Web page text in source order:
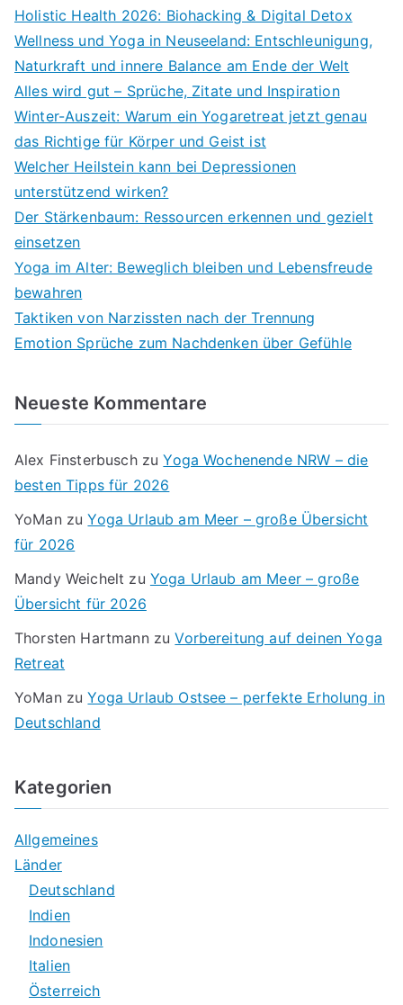
Holistic Health 2026: Biohacking & Digital Detox
Wellness und Yoga in Neuseeland: Entschleunigung,
Naturkraft und innere Balance am Ende der Welt
Alles wird gut – Sprüche, Zitate und Inspiration
Winter-Auszeit: Warum ein Yogaretreat jetzt genau
das Richtige für Körper und Geist ist
Welcher Heilstein kann bei Depressionen
unterstützend wirken?
Der Stärkenbaum: Ressourcen erkennen und gezielt
einsetzen
Yoga im Alter: Beweglich bleiben und Lebensfreude
bewahren
Taktiken von Narzissten nach der Trennung
Emotion Sprüche zum Nachdenken über Gefühle
Neueste Kommentare
Alex FinsterbuschzuYoga Wochenende NRW – die
besten Tipps für 2026
YoManzuYoga Urlaub am Meer – große Übersicht
für 2026
Mandy Weichelt zu Yoga Urlaub am Meer – große
Übersicht für 2026
Thorsten HartmannzuVorbereitung auf deinen Yoga
Retreat
YoManzuYoga Urlaub Ostsee – perfekte Erholung in
Deutschland
Kategorien
Allgemeines
Länder
Deutschland
Indien
Indonesien
Italien
Österreich